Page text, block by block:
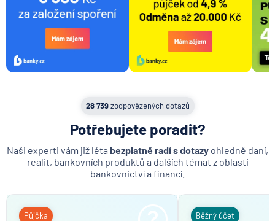
28 739zodpovězených dotazů
Potřebujete poradit?
Naši experti vám již léta bezplatně radí s dotazy ohledně daní,
realit, bankovních produktů a dalších témat z oblasti
bankovnictví a financí.
Půjčka Běžný účet